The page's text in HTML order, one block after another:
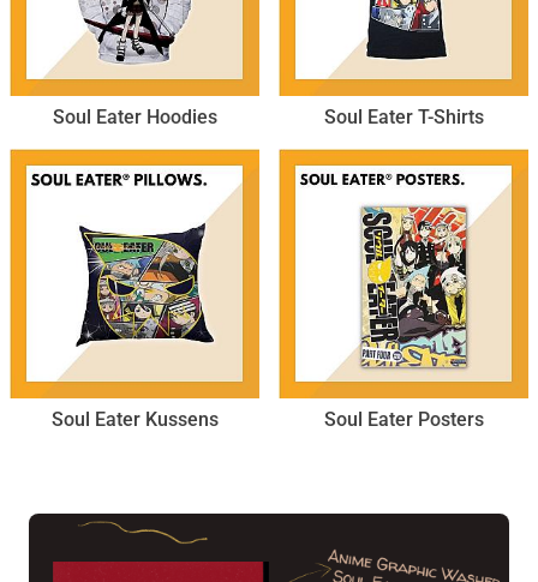
Soul Eater Hoodies Soul Eater T-Shirts
Soul Eater Kussens Soul Eater Posters